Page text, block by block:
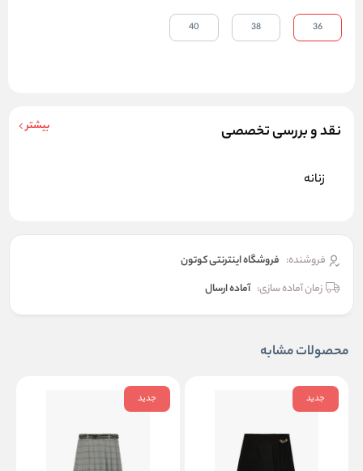
نقد و بررسی تخصصی بیشتر
زنانه
فروشنده: فروشگاه اینترنتی کوتون
زمان آماده سازی: آماده ارسال
36
38
40
محصولات مشابه
جدید جدید